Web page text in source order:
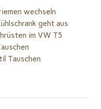
wechseln
geht aus
im VW T5
Tauschen